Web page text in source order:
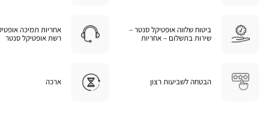
ביטוח שלווה אופטיקל סנטר –
שירות בתשלום – אחריות
אחריות תמיכה
רשת אופטיקל סנטר
הבטחה לשביעות רצון ארכה